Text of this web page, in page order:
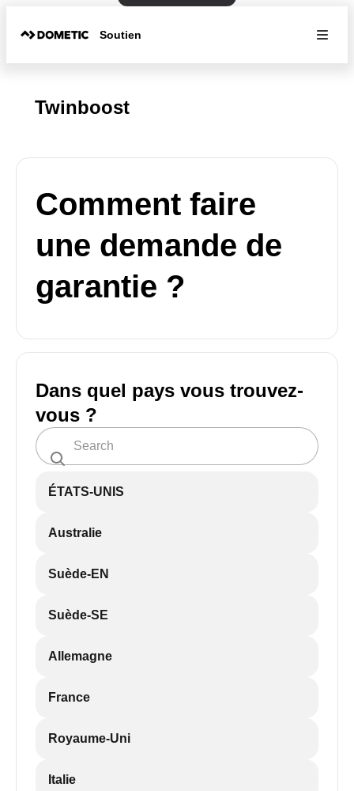
Soutien
Twinboost
Comment faire
une demande de
garantie ?
Dans quel pays vous trouvez-
vous ?
ÉTATS-UNIS
Australie
Suède-EN
Suède-SE
Allemagne
France
Royaume-Uni
Italie